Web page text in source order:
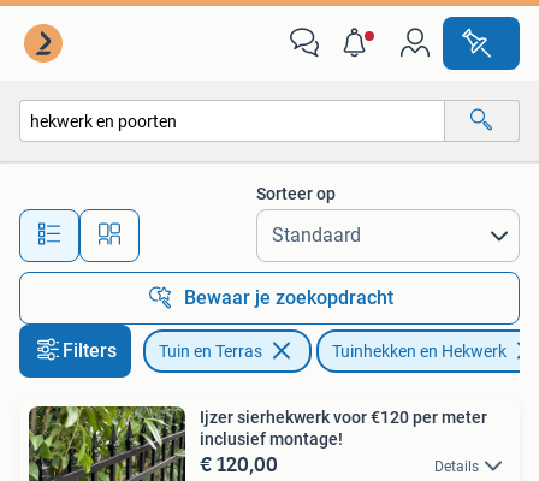
Alle afstanden…
Sorteer op
Bewaar je zoekopdracht
Filters Tuin en Terras Tuinhekken en Hekwerk
Ijzer sierhekwerk voor €120 per meter
inclusief montage!
€ 120,00 Details